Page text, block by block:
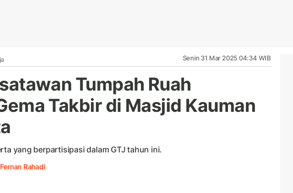
Senin 31 Mar 2025 04:34 WIB
Tumpah Ruah
Takbir di Masjid Kauman
yang berpartisipasi dalam GTJ tahun ini.
Fernan Rahadi